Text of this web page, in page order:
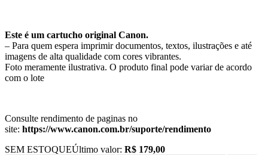
Este é um cartucho original Canon.
– Para quem espera imprimir documentos, textos, ilustrações e até
imagens de alta qualidade com cores vibrantes.
Foto meramente ilustrativa. O produto final pode variar de acordo
com o lote
Consulte rendimento de paginas no
site: https://www.canon.com.br/suporte/rendimento
SEM ESTOQUEÚltimo valor: R$ 179,00